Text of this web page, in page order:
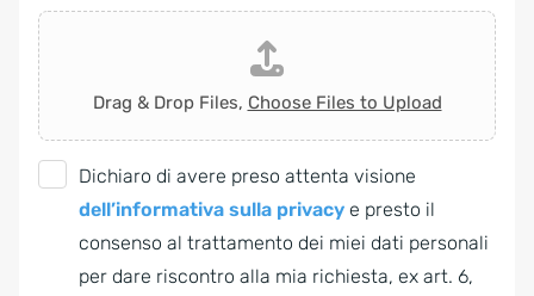
Drag & Drop Files, Choose Files to Upload
Dichiaro di avere preso attenta visione
dell’informativa sulla privacy e presto il
consenso al trattamento dei miei dati personali
per dare riscontro alla mia richiesta, ex art. 6,